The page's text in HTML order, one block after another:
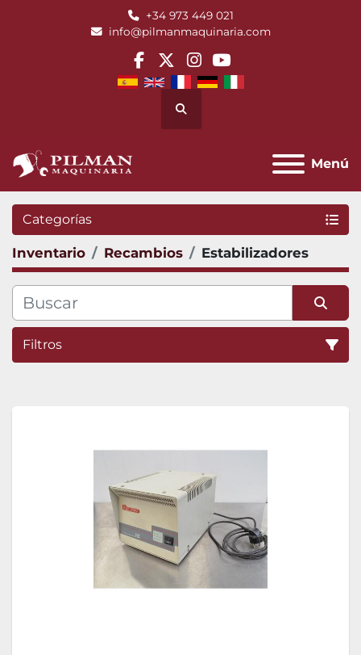
+34 973 449 021
info@pilmanmaquinaria.com
facebook
twitterinstagram
youtube
Buscar
Menú
Categorías
Inventario Recambios Estabilizadores
Filtros